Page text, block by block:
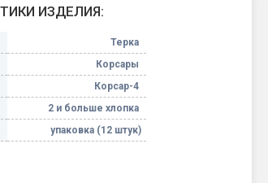
Небесные фонарики
Оборудование для
спецэффектов
ИЗДЕЛИЯ:
Терка
Корсары
Корсар-4
2 и больше хлопка
упаковка (12 штук)